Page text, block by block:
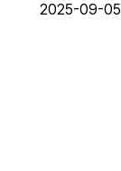
2025-09-05